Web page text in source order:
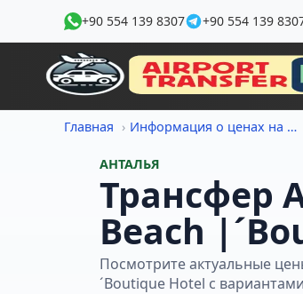
+90 554 139 8307 +90 554 139
Главная Информация о ценах на трансфер
АНТАЛЬЯ
Трансфер
Beach
Посмотрите актуальные
´Boutique Hotel с